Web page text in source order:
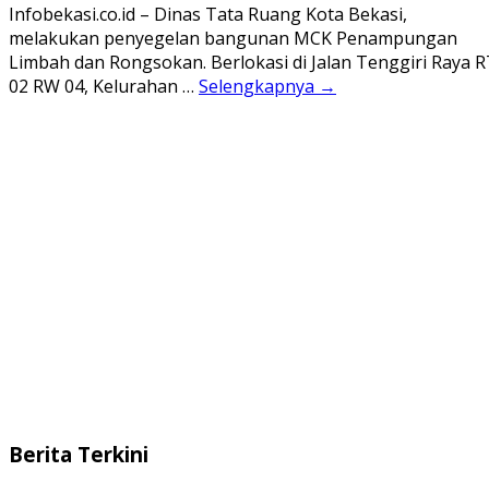
Infobekasi.co.id – Dinas Tata Ruang Kota Bekasi,
melakukan penyegelan bangunan MCK Penampungan
Limbah dan Rongsokan. Berlokasi di Jalan Tenggiri Raya
02 RW 04, Kelurahan … Selengkapnya →
Berita Terkini